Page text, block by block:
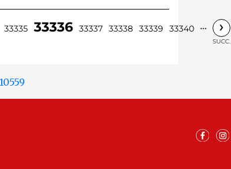
33335 33336 33337 33338 33339 33340 … ›
SUCC.